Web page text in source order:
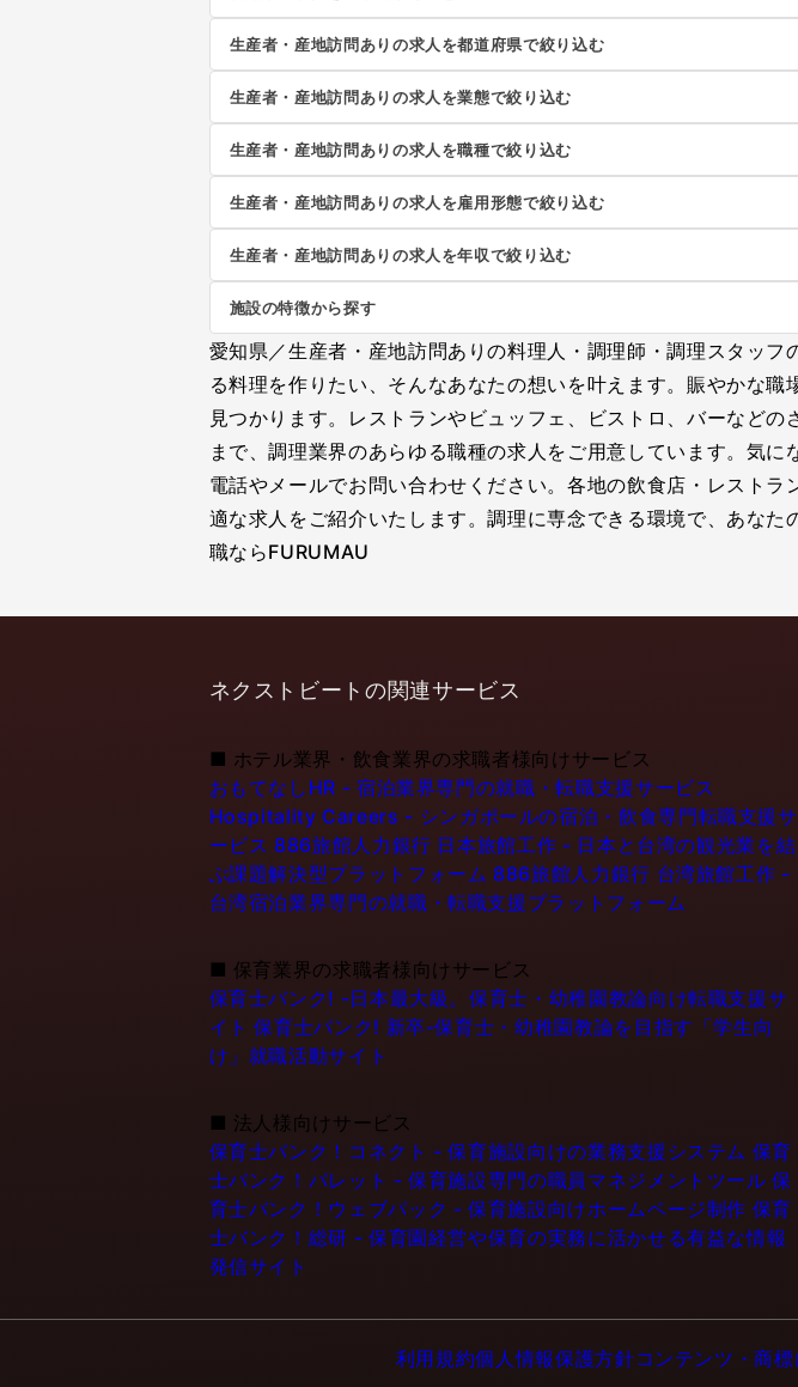
生産者・産地訪問ありの求人を都道府県で絞り込む
生産者・産地訪問ありの求人を業態で絞り込む
生産者・産地訪問ありの求人を職種で絞り込む
生産者・産地訪問ありの求人を雇用形態で絞り込む
生産者・産地訪問ありの求人を年収で絞り込む
施設の特徴から探す
愛知県／生産者・産地訪問ありの料理人・調理師・調理スタッ
る料理を作りたい、そんなあなたの想いを叶えます。賑やかな
見つかります。レストランやビュッフェ、ビストロ、バーなど
まで、調理業界のあらゆる職種の求人をご用意しています。気
電話やメールでお問い合わせください。各地の飲食店・レスト
適な求人をご紹介いたします。調理に専念できる環境で、あな
職ならFURUMAU
ネクストビートの関連サービス
■ ホテル業界・飲食業界の求職者様向けサービス
おもてなしHR - 宿泊業界専門の就職・転職支援サービス
Hospitality Careers - シンガポールの宿泊・飲食専門転職支援サ
ービス 886旅館人力銀行 日本旅館工作 - 日本と台湾の観光業を結
ぶ課題解決型プラットフォーム 886旅館人力銀行 台湾旅館工作 -
台湾宿泊業界専門の就職・転職支援プラットフォーム
■ 保育業界の求職者様向けサービス
保育士バンク! -日本最大級。保育士・幼稚園教論向け転職支援サ
イト 保育士バンク! 新卒-保育士・幼稚園教論を目指す「学生向
け」就職活動サイト
■ 法人様向けサービス
保育士バンク！コネクト - 保育施設向けの業務支援システム 保育
士バンク！パレット - 保育施設専門の職員マネジメントツール 保
育士バンク！ウェブパック - 保育施設向けホームページ制作 保育
士バンク！総研 - 保育園経営や保育の実務に活かせる有益な情報
発信サイト
利用規約個人情報保護方針コンテンツ・商